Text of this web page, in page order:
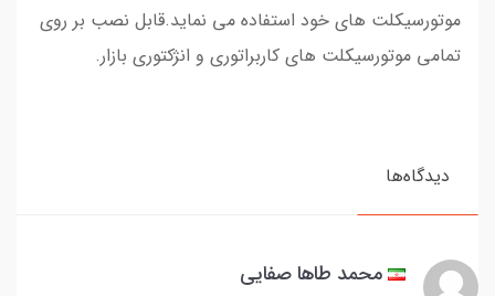
موتورسیکلت های خود استفاده می نماید.قابل نصب بر روی
تمامی موتورسیکلت های کاربراتوری و انژکتوری بازار.
دیدگاه‌ها
محمد طاها صفایی